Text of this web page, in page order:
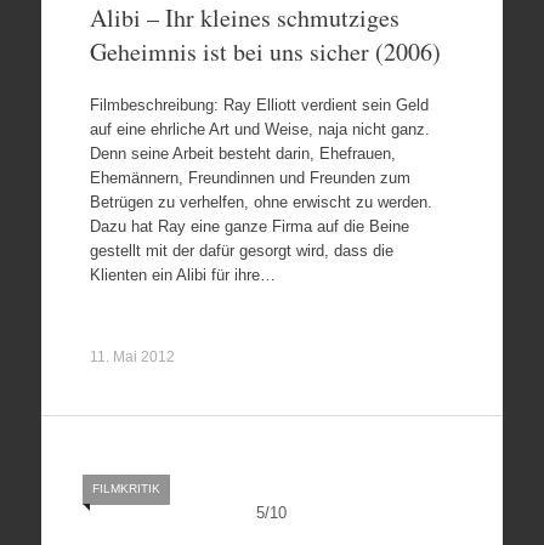
Alibi – Ihr kleines schmutziges
Geheimnis ist bei uns sicher (2006)
Filmbeschreibung: Ray Elliott verdient sein Geld
auf eine ehrliche Art und Weise, naja nicht ganz.
Denn seine Arbeit besteht darin, Ehefrauen,
Ehemännern, Freundinnen und Freunden zum
Betrügen zu verhelfen, ohne erwischt zu werden.
Dazu hat Ray eine ganze Firma auf die Beine
gestellt mit der dafür gesorgt wird, dass die
Klienten ein Alibi für ihre…
11. Mai 2012
5/10
FILMKRITIK